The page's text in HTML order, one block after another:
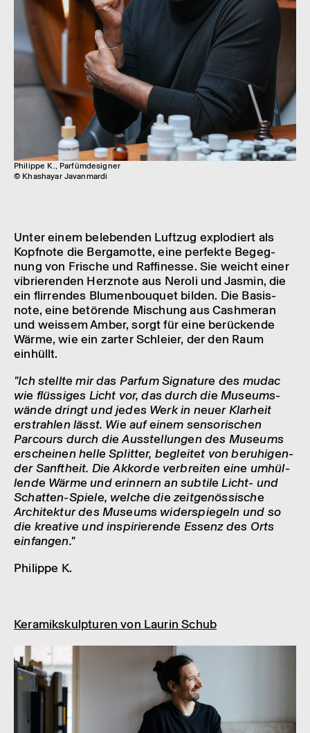
Philippe K., Parfümdesigner
© Khashayar Javanmardi
Unter einem bele­ben­den Luft­zug explo­diert als
Kopf­note die Berga­motte, eine perfekte Begeg­
nung von Frische und Raffi­nesse. Sie weicht einer
vibrie­ren­den Herz­note aus Neroli und Jasmin, die
ein flir­ren­des Blumen­bou­quet bilden. Die Basis­
note, eine betö­rende Mischung aus Cash­me­ran
und weis­sem Amber, sorgt für eine berü­ckende
Wärme, wie ein zarter Schleier, der den Raum
einhüllt.
"Ich stellte mir das Parfum Signa­ture des mudac
wie flüs­si­ges Licht vor, das durch die Muse­ums­
wände dringt und jedes Werk in neuer Klar­heit
erstrah­len lässt. Wie auf einem senso­ri­schen
Parcours durch die Ausstel­lun­gen des Muse­ums
erschei­nen helle Split­ter, beglei­tet von beru­hi­gen­
der Sanft­heit. Die Akkorde verbrei­ten eine umhül­
lende Wärme und erin­nern an subtile Licht- und
Schat­ten-Spiele, welche die zeit­ge­nös­si­sche
Archi­tek­tur des Muse­ums wider­spie­geln und so
die krea­tive und inspi­rie­rende Essenz des Orts
einfan­gen."
Phil­ippe K.
Kera­miks­kulp­tu­ren von Laurin Schub